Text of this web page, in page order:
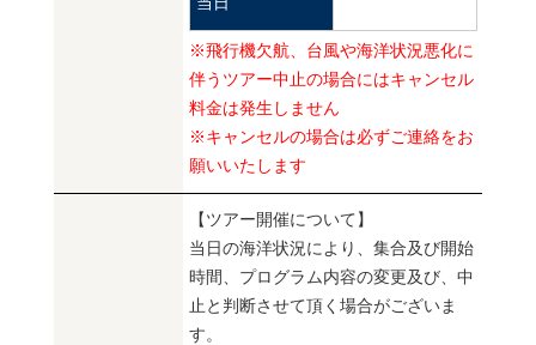
※飛行機欠航、台風や海洋状況悪化に
伴うツアー中止の場合にはキャンセル
料金は発生しません
※キャンセルの場合は必ずご連絡をお
願いいたします
【ツアー開催について】
当日の海洋状況により、集合及び開始
時間、プログラム内容の変更及び、中
止と判断させて頂く場合がございま
す。